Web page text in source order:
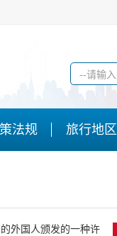
法规 旅行地区
外国人颁发的一种许